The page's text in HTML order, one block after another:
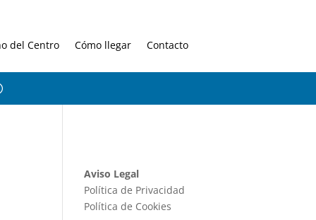
del Centro Cómo llegar Contacto
Aviso Legal
Política de Privacidad
Política de Cookies